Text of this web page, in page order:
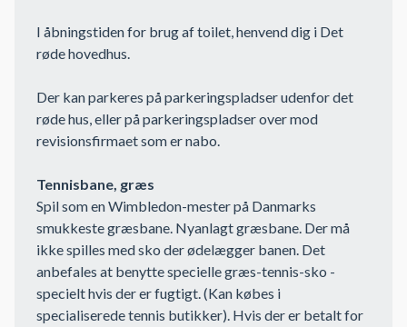
I åbningstiden for brug af toilet, henvend dig i Det
røde hovedhus.
Der kan parkeres på parkeringspladser udenfor det
røde hus, eller på parkeringspladser over mod
revisionsfirmaet som er nabo.
Tennisbane, græs
Spil som en Wimbledon-mester på Danmarks
smukkeste græsbane. Nyanlagt græsbane. Der må
ikke spilles med sko der ødelægger banen. Det
anbefales at benytte specielle græs-tennis-sko -
specielt hvis der er fugtigt. (Kan købes i
specialiserede tennis butikker). Hvis der er betalt for